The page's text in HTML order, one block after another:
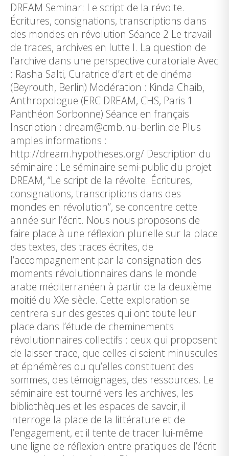
DREAM Seminar: Le script de la révolte.
Écritures, consignations, transcriptions dans
des mondes en révolution Séance 2 Le travail
de traces, archives en lutte I. La question de
l’archive dans une perspective curatoriale Avec
: Rasha Salti, Curatrice d’art et de cinéma
(Beyrouth, Berlin) Modération : Kinda Chaib,
Anthropologue (ERC DREAM, CHS, Paris 1
Panthéon Sorbonne) Séance en français
Inscription : dream@cmb.hu-berlin.de Plus
amples informations :
http://dream.hypotheses.org/ Description du
séminaire : Le séminaire semi-public du projet
DREAM, “Le script de la révolte. Écritures,
consignations, transcriptions dans des
mondes en révolution”, se concentre cette
année sur l’écrit. Nous nous proposons de
faire place à une réflexion plurielle sur la place
des textes, des traces écrites, de
l’accompagnement par la consignation des
moments révolutionnaires dans le monde
arabe méditerranéen à partir de la deuxième
moitié du XXe siècle. Cette exploration se
centrera sur des gestes qui ont toute leur
place dans l’étude de cheminements
révolutionnaires collectifs : ceux qui proposent
de laisser trace, que celles-ci soient minuscules
et éphémères ou qu’elles constituent des
sommes, des témoignages, des ressources. Le
séminaire est tourné vers les archives, les
bibliothèques et les espaces de savoir, il
interroge la place de la littérature et de
l’engagement, et il tente de tracer lui-même
une ligne de réflexion entre pratiques de l’écrit